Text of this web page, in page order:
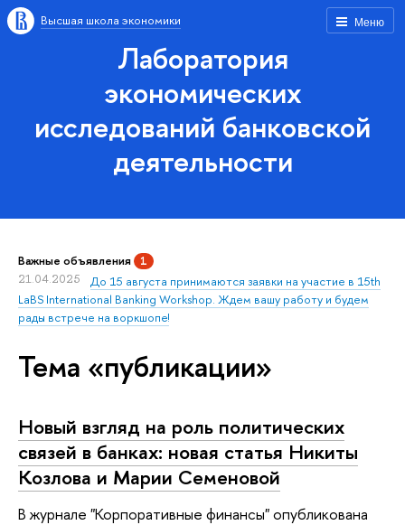
Меню
Высшая школа экономики
Лаборатория
экономических
исследований банковской
деятельности
Важные объявления 1
21.04.2025
До 15 августа принимаются заявки на участие в 15th
LaBS International Banking Workshop. Ждем вашу работу и будем
рады встрече на воркшопе!
Тема «публикации»
Новый взгляд на роль политических
связей в банках: новая статья Никиты
Козлова и Марии Семеновой
В журнале "Корпоративные финансы" опубликована